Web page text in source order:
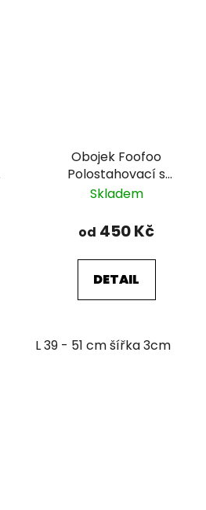
Obojek Foofoo
Polostahovací s
řetízkem - Green II.
Skladem
od 450 Kč
DETAIL
L 39 - 51 cm šířka 3cm